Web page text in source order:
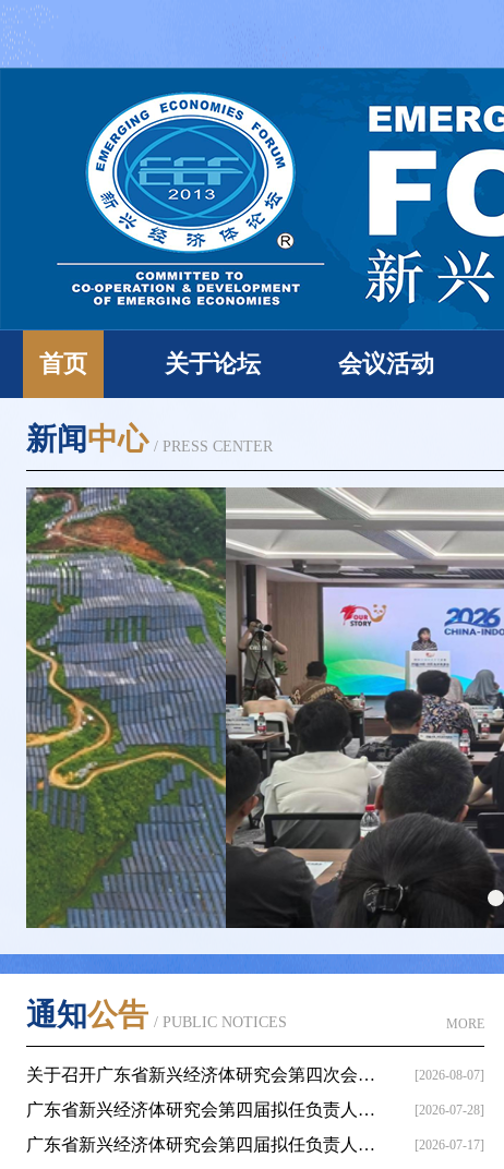
首页 关于论坛 会议活动
新闻中心 / PRESS CENTER
通知公告 / PUBLIC NOTICES MORE
关于召开广东省新兴经济体研究会第四次会员... [2026-08-07]
广东省新兴经济体研究会第四届拟任负责人名... [2026-07-28]
广东省新兴经济体研究会第四届拟任负责人名... [2026-07-17]